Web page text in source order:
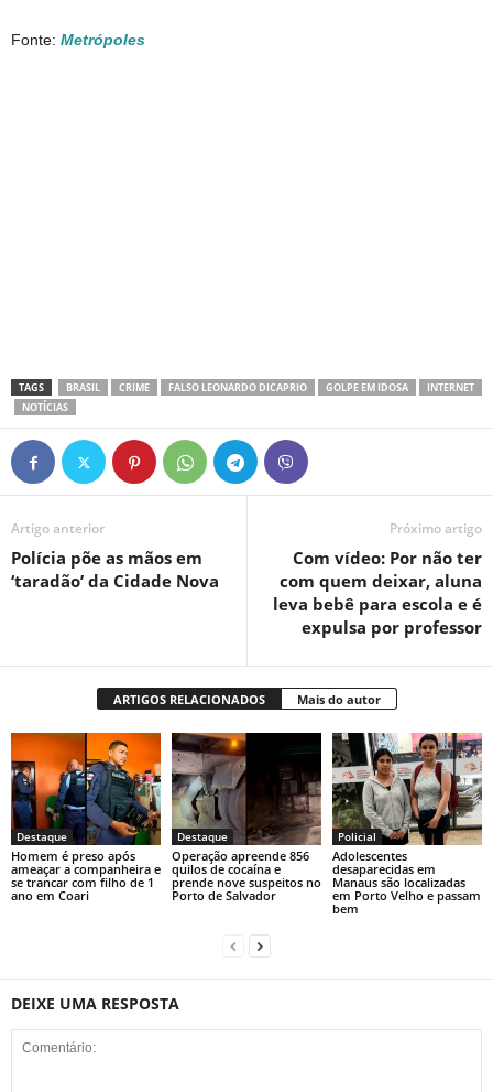
Fonte: Metrópoles
TAGS BRASIL CRIME FALSO LEONARDO DICAPRIO GOLPE EM IDOSA
INTERNET
NOTÍCIAS
Artigo anterior
Polícia põe as mãos em
‘taradão’ da Cidade Nova
Próximo artigo
Com vídeo: Por não ter
com quem deixar, aluna
leva bebê para escola e é
expulsa por professor
ARTIGOS RELACIONADOS Mais do autor
Destaque
Homem é preso após
ameaçar a companheira e
se trancar com filho de 1
ano em Coari
Destaque
Operação apreende 856
quilos de cocaína e
prende nove suspeitos no
Porto de Salvador
Policial
Adolescentes
desaparecidas em
Manaus são localizadas
em Porto Velho e passam
bem
DEIXE UMA RESPOSTA